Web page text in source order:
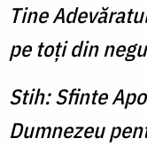
Tine
pe toţi din
Stih: Sfinte
Dumnezeu